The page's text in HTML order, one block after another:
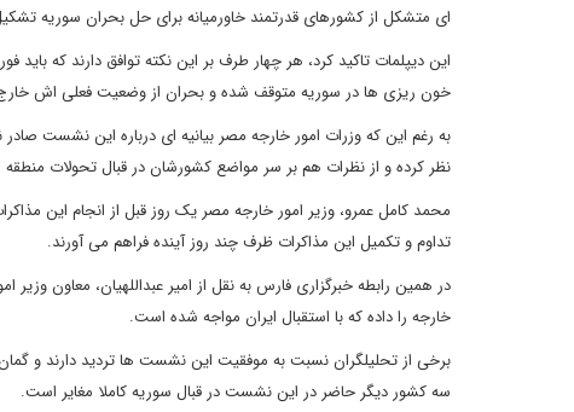
ای متشکل از کشورهای قدرتمند خاورمیانه برای حل بحران سوریه
این دیپلمات تاکید کرد، هر چهار طرف بر این نکته توافق دارند که
خون ریزی ها در سوریه متوقف شده و بحران از وضعیت فعلی اش
به رغم این که وزرات امور خارجه مصر بیانیه ای درباره این نشست
نظر کرده و از نظرات هم بر سر مواضع کشورشان در قبال تحولات
محمد کامل عمرو، وزیر امور خارجه مصر یک روز قبل از انجام این
تداوم و تکمیل این مذاکرات ظرف چند روز آینده فراهم می آورند.
در همین رابطه خبرگزاری فارس به نقل از امیر عبداللهیان، معاون
خارجه را داده که با استقبال ایران مواجه شده است.
برخی از تحلیلگران نسبت به موفقیت این نشست ها تردید دارند و
سه کشور دیگر حاضر در این نشست در قبال سوریه کاملا مغایر است.